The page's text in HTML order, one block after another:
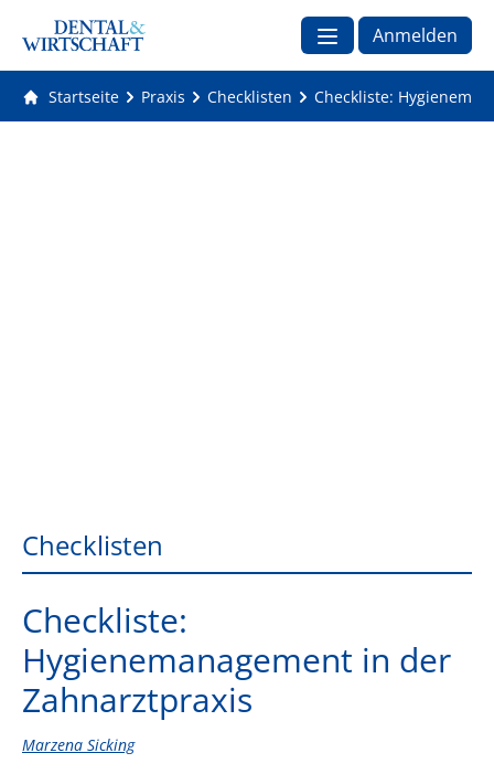
Anmelden
Startseite Praxis Checklisten Checkliste:
Checklisten
Checkliste:
Hygienemanagement in der
Zahnarztpraxis
Marzena Sicking